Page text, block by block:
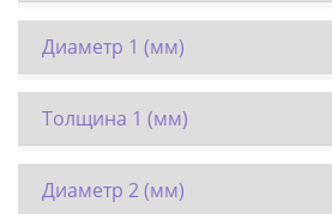
Диаметр 1 (мм)
Толщина 1 (мм)
Диаметр 2 (мм)